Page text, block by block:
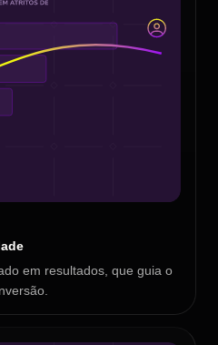
em resultados, que guia o